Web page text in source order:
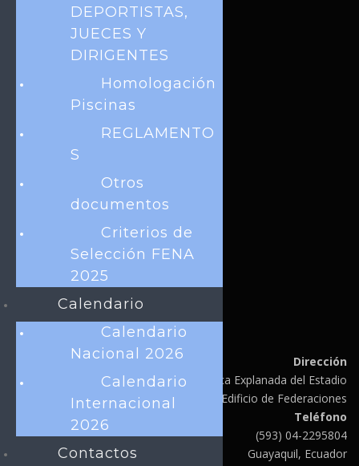
LINKS RÁPIDOS
Ley de transparencia
Noticias
Licencias FENA
Calendario
Facturación electrónica
LINKS DE INTERÉS
CONSANAT
UANA
Dirección
Av. de las Américas Plazoleta Olímpica Explanada del Estadio
Modelo Edificio de Federaciones
Teléfono
(593) 04-2295804
Guayaquil, Ecuador
DEPORTISTAS,
JUECES Y
DIRIGENTES
Homologación
Piscinas
REGLAMENTO
S
Otros
documentos
Criterios de
Selección FENA
2025
Calendario
Calendario
Nacional 2026
Calendario
Internacional
2026
Contactos